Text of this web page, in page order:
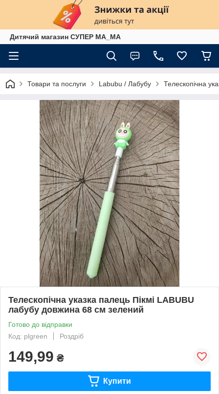
Дитячий магазин СУПЕР МА_МА
Товари та послуги Labubu / Лабубу Телескопічна
Телескопічна указка палець Пікмі LABUBU
лабубу довжина 68 см зелений
Готово до відправки
Код: plgreen
Роздріб
149,99 ₴
Купити